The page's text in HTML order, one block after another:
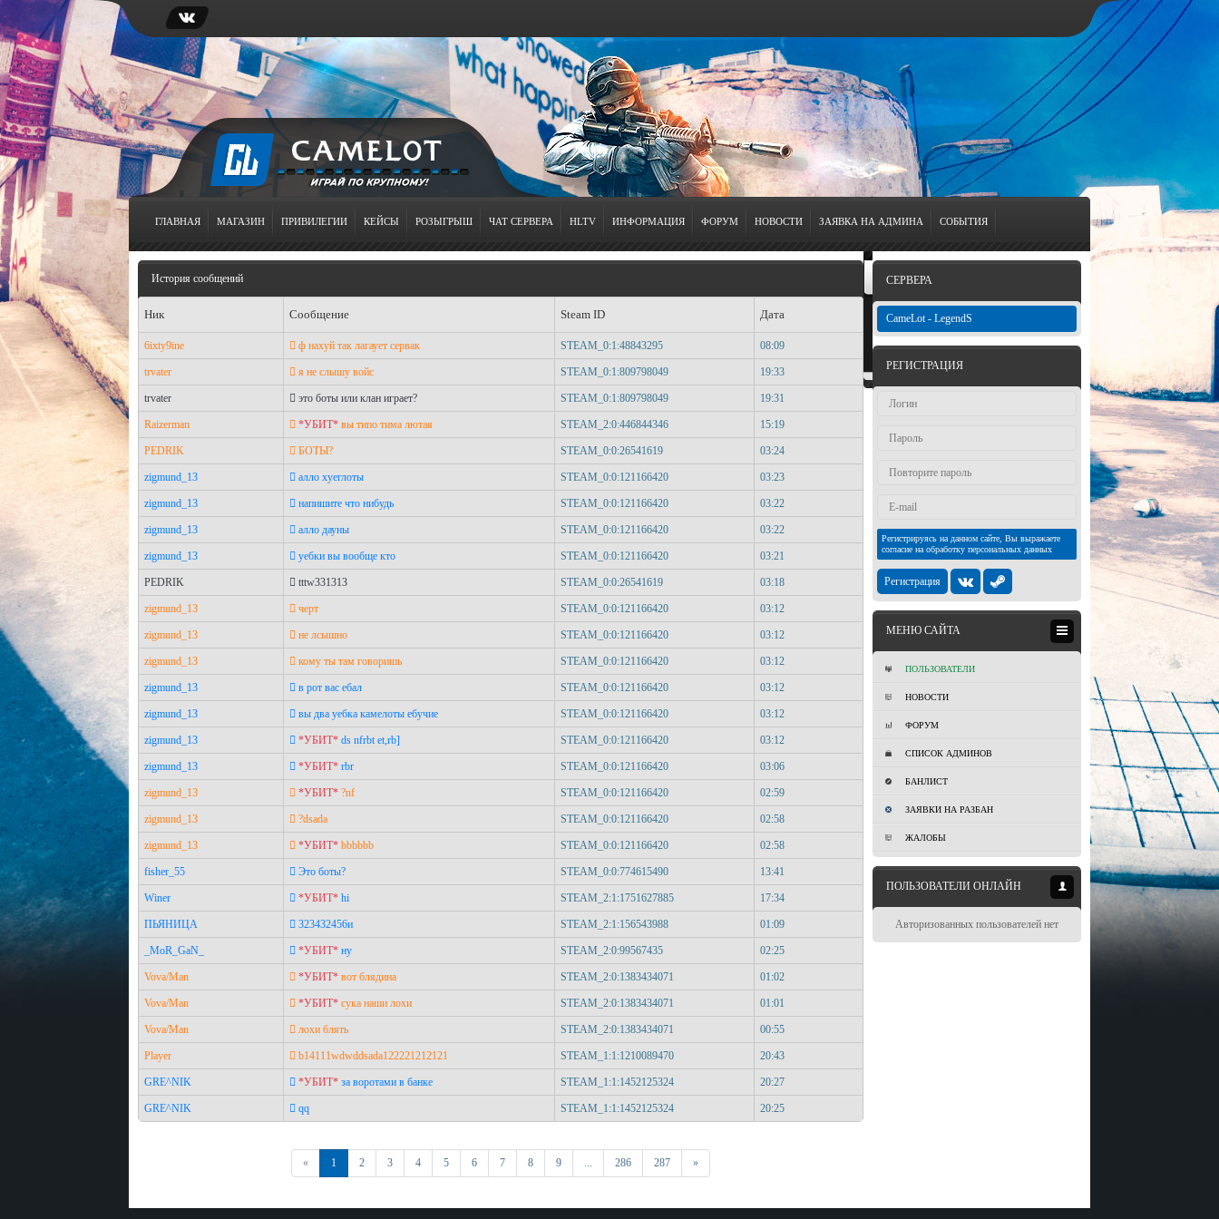
ГЛАВНАЯ МАГАЗИН ПРИВИЛЕГИИ КЕЙСЫ РОЗЫГРЫШ ЧАТ СЕРВЕРА HLTV ИНФОРМАЦИЯ ФОРУМ НОВОСТИ ЗАЯВКА НА АДМИНА СОБЫТИЯ
История сообщений
Ник Сообщение Steam ID Дата
6ixty9ine ф нахуй так лагаует сервак STEAM_0:1:48843295 08:09
trvater я не слышу войс STEAM_0:1:809798049 19:33
trvater это боты или клан играет? STEAM_0:1:809798049 19:31
Raizerman *УБИТ* вы типо тима лютая STEAM_2:0:446844346 15:19
PEDRIK БОТЫ? STEAM_0:0:26541619 03:24
zigmund_13 алло хуеглоты STEAM_0:0:121166420 03:23
zigmund_13 напишите что нибудь STEAM_0:0:121166420 03:22
zigmund_13 алло дауны STEAM_0:0:121166420 03:22
zigmund_13 уебки вы вообще кто STEAM_0:0:121166420 03:21
PEDRIK tttw331313 STEAM_0:0:26541619 03:18
zigmund_13 черт STEAM_0:0:121166420 03:12
zigmund_13 не лсышно STEAM_0:0:121166420 03:12
zigmund_13 кому ты там говоришь STEAM_0:0:121166420 03:12
zigmund_13 в рот вас ебал STEAM_0:0:121166420 03:12
zigmund_13 вы два уебка камелоты ебучие STEAM_0:0:121166420 03:12
zigmund_13 *УБИТ* ds nfrbt et,rb] STEAM_0:0:121166420 03:12
zigmund_13 *УБИТ* rbr STEAM_0:0:121166420 03:06
zigmund_13 *УБИТ* ?nf STEAM_0:0:121166420 02:59
zigmund_13 ?dsada STEAM_0:0:121166420 02:58
zigmund_13 *УБИТ* bbbbbb STEAM_0:0:121166420 02:58
fisher_55 Это боты? STEAM_0:0:774615490 13:41
Winer *УБИТ* hi STEAM_2:1:1751627885 17:34
ПЬЯНИЦА 323432456и STEAM_2:1:156543988 01:09
_MoR_GaN_ *УБИТ* ну STEAM_2:0:99567435 02:25
Vova/Man *УБИТ* вот блядина STEAM_2:0:1383434071 01:02
Vova/Man *УБИТ* сука наши лохи STEAM_2:0:1383434071 01:01
Vova/Man лохи блять STEAM_2:0:1383434071 00:55
Player b14111wdwddsada122221212121 STEAM_1:1:1210089470 20:43
GRE^NIK *УБИТ* за воротами в банке STEAM_1:1:1452125324 20:27
GRE^NIK qq STEAM_1:1:1452125324 20:25
«Назад1 2 3 4 5 6 7 8 9 ... 286 287 »Вперед
СЕРВЕРА
CameLot - LegendS
РЕГИСТРАЦИЯ
Регистрируясь на данном сайте, Вы выражаете
согласие на обработку персональных данных
Регистрация
МЕНЮ САЙТА
ПОЛЬЗОВАТЕЛИ
НОВОСТИ
ФОРУМ
СПИСОК АДМИНОВ
БАНЛИСТ
ЗАЯВКИ НА РАЗБАН
ЖАЛОБЫ
ПОЛЬЗОВАТЕЛИ ОНЛАЙН
Авторизованных пользователей нет